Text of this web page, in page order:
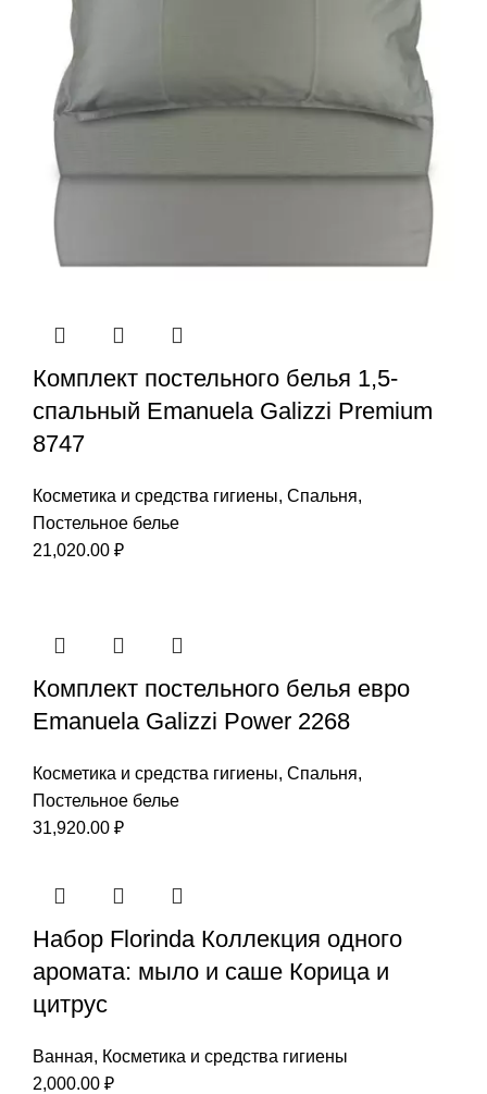
Комплект постельного белья 1,5-
спальный Emanuela Galizzi Premium
8747
Косметика и средства гигиены, Спальня,
Постельное белье
21,020.00 ₽
Комплект постельного белья евро
Emanuela Galizzi Power 2268
Косметика и средства гигиены, Спальня,
Постельное белье
31,920.00 ₽
Набор Florinda Коллекция одного
аромата: мыло и саше Корица и
цитрус
Ванная, Косметика и средства гигиены
2,000.00 ₽